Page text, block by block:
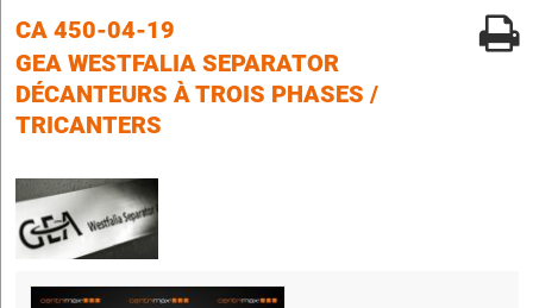
CA 450-04-19
GEA WESTFALIA SEPARATOR
DÉCANTEURS À TROIS PHASES /
TRICANTERS